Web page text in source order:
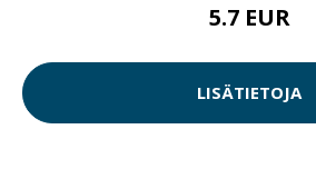
5.7 EUR
LISÄTIETOJA